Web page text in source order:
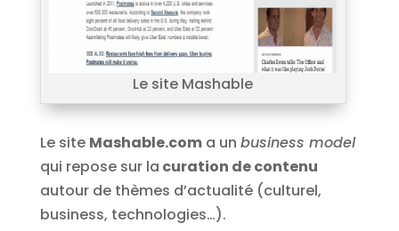
Le site Mashable
Le site Mashable.coma un business model
qui repose sur la curation de contenu
autour de thèmes d’actualité (culturel,
business, technologies…).